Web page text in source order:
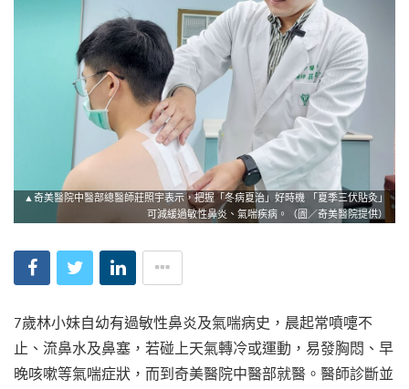
▲奇美醫院中醫部總醫師莊照宇表示，把握「冬病夏治」好時機 「夏季三伏貼灸」
可減緩過敏性鼻炎、氣喘疾病。（圖／奇美醫院提供）
7歲林小妹自幼有過敏性鼻炎及氣喘病史，晨起常噴嚏不
止、流鼻水及鼻塞，若碰上天氣轉冷或運動，易發胸悶、早
晚咳嗽等氣喘症狀，而到奇美醫院中醫部就醫。醫師診斷並